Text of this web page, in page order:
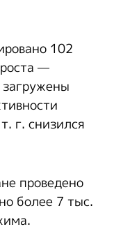
102
—
г. снизился
проведено
более 7 тыс.